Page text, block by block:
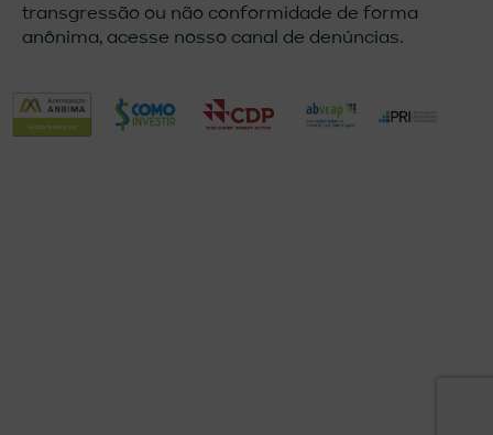
transgressão ou não conformidade de forma
anônima, acesse nosso canal de denúncias.